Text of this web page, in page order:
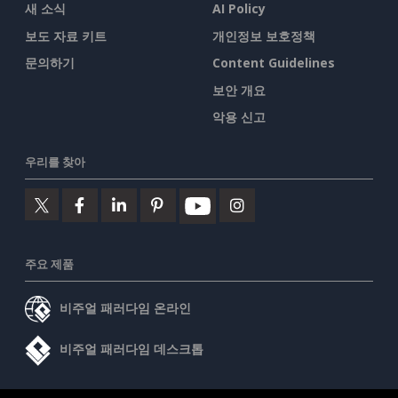
새 소식
보도 자료 키트
문의하기
AI Policy
개인정보 보호정책
Content Guidelines
보안 개요
악용 신고
우리를 찾아
주요 제품
비주얼 패러다임 온라인
비주얼 패러다임 데스크톱